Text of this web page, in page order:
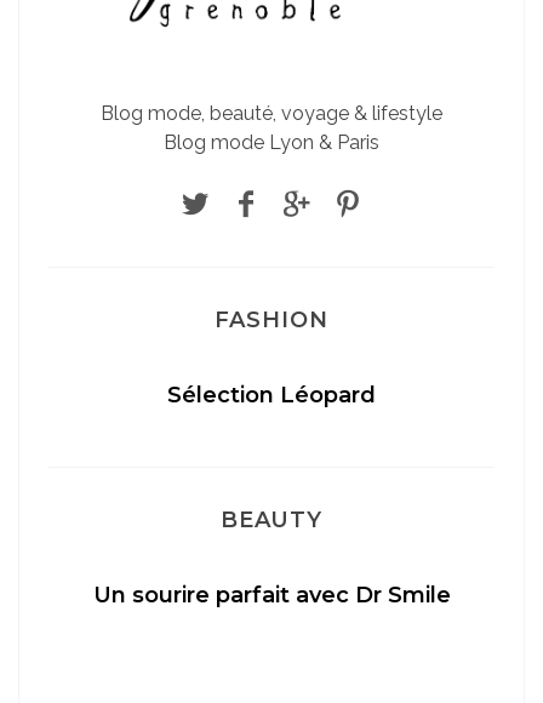
Blog mode, beauté, voyage & lifestyle
Blog mode Lyon & Paris
FASHION
Sélection Léopard
BEAUTY
Un sourire parfait avec Dr Smile